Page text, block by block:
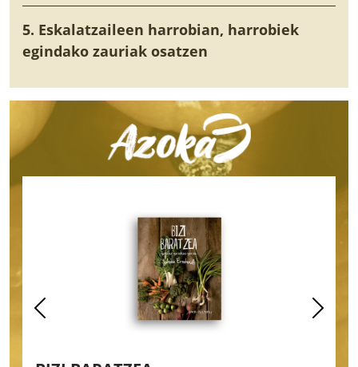
5. Eskalatzaileen harrobian, harrobiek
egindako zauriak osatzen